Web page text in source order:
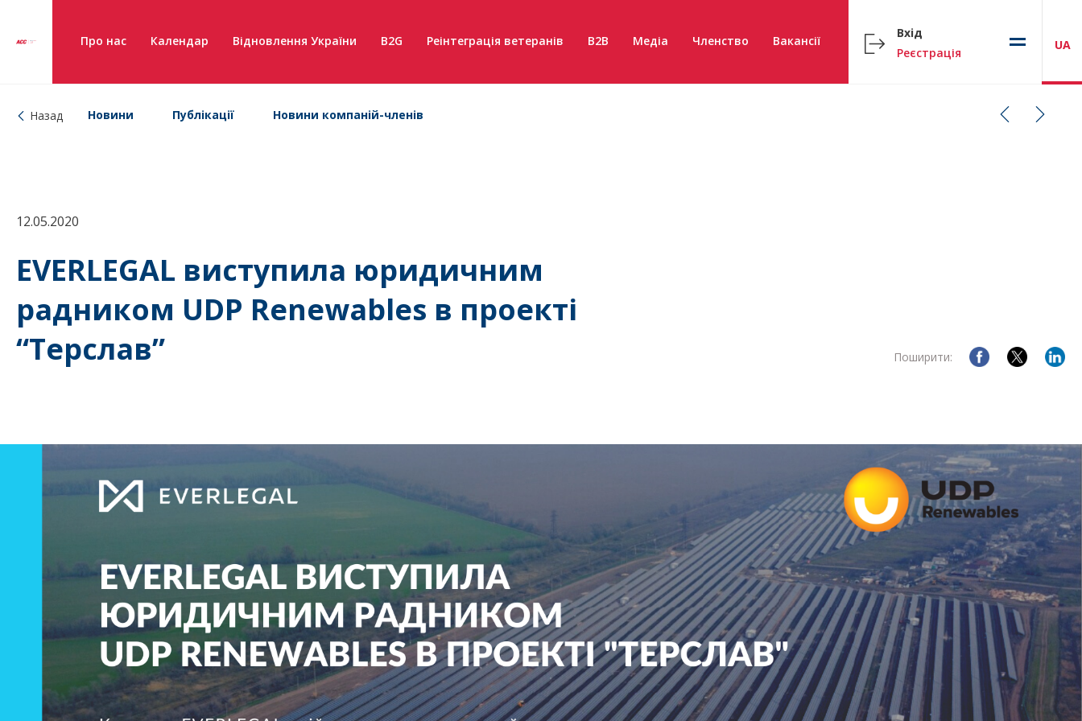
Про нас Календар Відновлення України B2G Реінтеграція ветеранів B2B Медіа Членство Вакансії
Вхід
Реєстрація
UA
Назад Новини Публікації Новини компаній-членів
12.05.2020
EVERLEGAL виступила юридичним
радником UDP Renewables в проекті
“Терслав”
Поширити: